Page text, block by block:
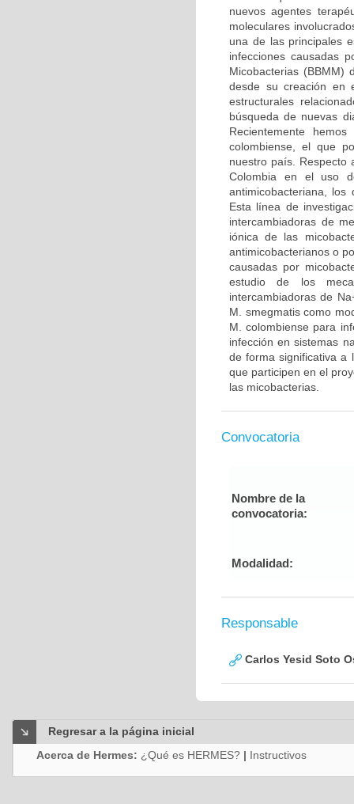
nuevos agentes
moleculares
una de las principales
infecciones causadas
Micobacterias (BBMM)
desde su creación en
estructurales
búsqueda de nuevas
Recientemente
colombiense, el que
nuestro país. Respecto
Colombia en el uso
antimicobacteriana,
Esta línea de
intercambiadoras de
iónica de las
antimicobacterianos o
causadas por
estudio de los
intercambiadoras de
M. smegmatis como
M. colombiense para
infección en sistemas
de forma significativa a
que participen en el
las micobacterias.
Convocatoria
Nombre de la
convocatoria:
Modalidad:
Responsable
Carlos Yesid Soto
Regresar a la página inicial
Acerca de Hermes: ¿Qué es HERMES? | Instructivos